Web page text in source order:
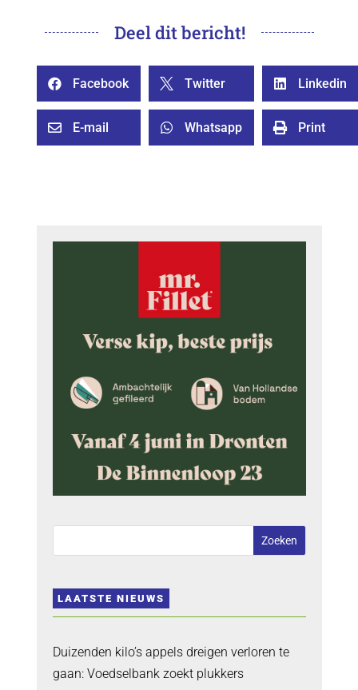
Deel dit bericht!
 Facebook  Twitter  Linkedin
 E-mail  Whatsapp  Print
LAATSTE NIEUWS
Duizenden kilo’s appels dreigen verloren te
gaan: Voedselbank zoekt plukkers